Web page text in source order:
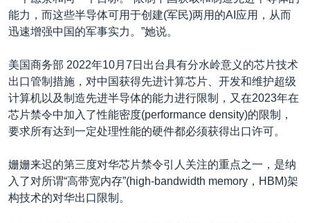
能力，而这些半导体可用于创建(军民)两用的AI应用，从而
迅速增强中国的军事实力。”她说。
美国商务部 2022年10月7日出台具有分水岭意义的芯片技术
出口管制措施，对中国获得先进计算芯片、开发和维护超级
计算机以及制造先进半导体的能力进行限制，又在2023年在
芯片禁令中加入了性能密度(performance density)的限制，
要求所有达到一定处理性能的硬件都必须获得出口许可。
姗姗来迟的第三度对华芯片禁令引人关注的重点之一，是纳
入了对所谓“高带宽内存”(high-bandwidth memory，HBM)架
构技术的对华出口限制。